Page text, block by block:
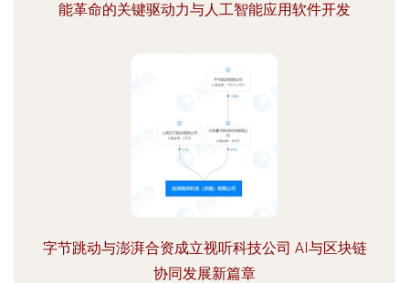
能革命的关键驱动力与人工智能应用软件开发
字节跳动与澎湃合资成立视听科技公司 AI与区块链
协同发展新篇章